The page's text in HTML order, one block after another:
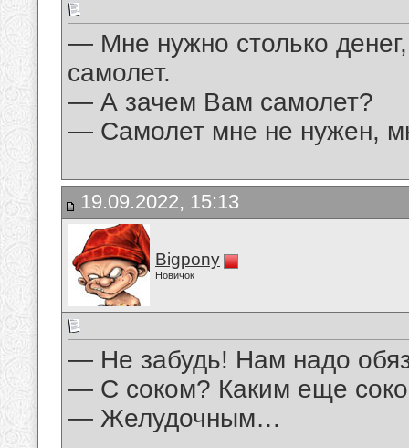
— Мне нужно столько
самолет.
— А зачем Вам самолет?
— Самолет мне не нужен,
19.09.2022, 15:13
Bigpony
Новичок
— Не забудь! Нам надо
— С соком? Каким еще
— Желудочным…